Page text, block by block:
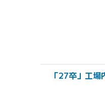
「27卒」工